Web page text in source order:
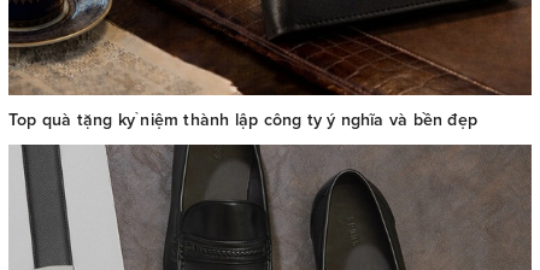
Top quà tặng kỷ niệm thành lập công ty ý nghĩa và bền đẹp